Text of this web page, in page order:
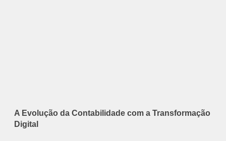
A Evolução da Contabilidade com a Transformação
Digital